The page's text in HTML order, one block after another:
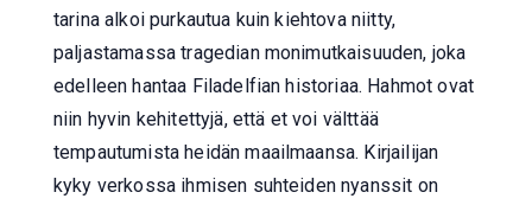
tarina alkoi purkautua kuin kiehtova niitty,
paljastamassa tragedian monimutkaisuuden, joka
edelleen hantaa Filadelfian historiaa. Hahmot ovat
niin hyvin kehitettyjä, että et voi välttää
tempautumista heidän maailmaansa. Kirjailijan
kyky verkossa ihmisen suhteiden nyanssit on